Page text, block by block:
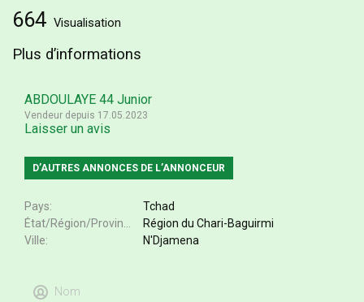
664 Visualisation
Plus d’informations
ABDOULAYE 44 Junior
Vendeur depuis 17.05.2023
Laisser un avis
D’AUTRES ANNONCES DE L’ANNONCEUR
Pays
Tchad
Région du Chari-Baguirmi
Ville
N'Djamena